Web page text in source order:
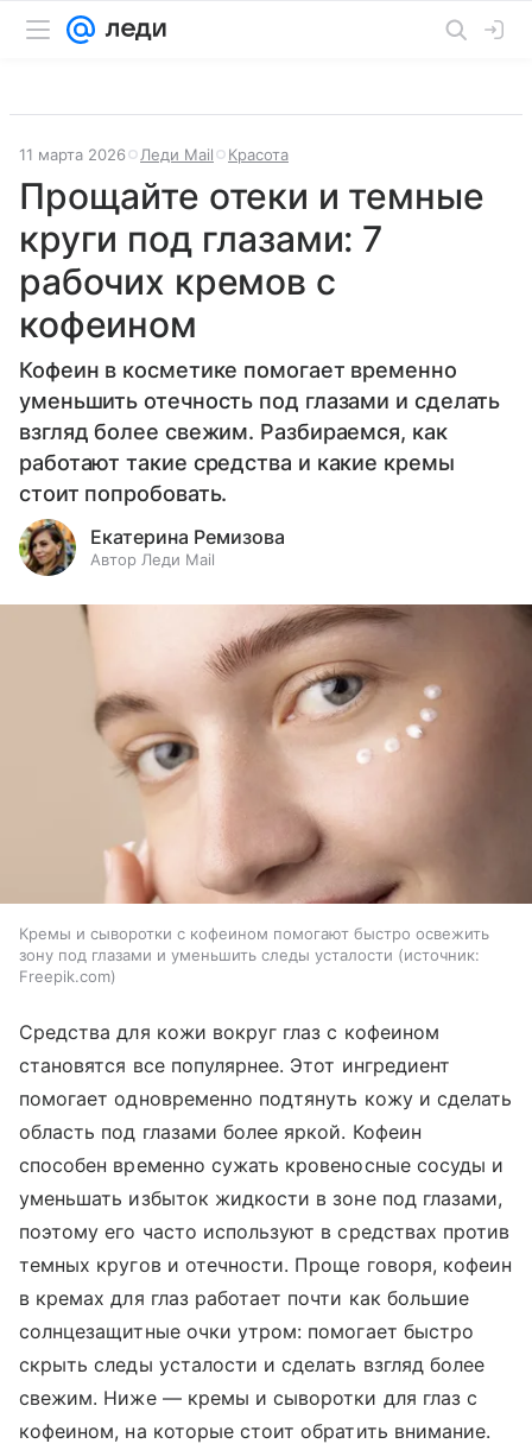
11 марта 2026 Леди Mail Красота
Прощайте отеки и темные
круги под глазами: 7
рабочих кремов с
кофеином
Кофеин в косметике помогает временно
уменьшить отечность под глазами и сделать
взгляд более свежим. Разбираемся, как
работают такие средства и какие кремы
стоит попробовать.
Екатерина Ремизова
Автор Леди Mail
Кремы и сыворотки с кофеином помогают быстро освежить
зону под глазами и уменьшить следы усталости
источник:
Freepik.com
Средства для кожи вокруг глаз с кофеином
становятся все популярнее. Этот ингредиент
помогает одновременно подтянуть кожу и сделать
область под глазами более яркой. Кофеин
способен временно сужать кровеносные сосуды и
уменьшать избыток жидкости в зоне под глазами,
поэтому его часто используют в средствах против
темных кругов и отечности. Проще говоря, кофеин
в кремах для глаз работает почти как большие
солнцезащитные очки утром: помогает быстро
скрыть следы усталости и сделать взгляд более
свежим. Ниже — кремы и сыворотки для глаз с
кофеином, на которые стоит обратить внимание.